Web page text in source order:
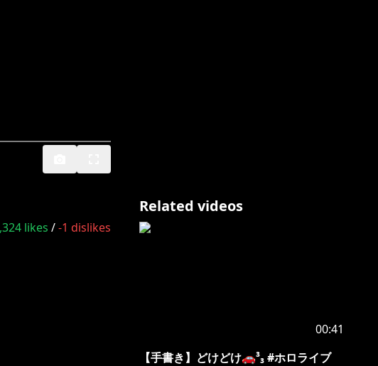
likes /-1 dislikes
Related videos
00:41
【手書き】どけどけ🚗³₃ #ホロライブ